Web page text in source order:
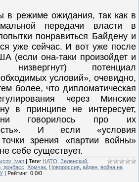
в режиме ожидания, так как в
передачи власти в
понравиться Байдену и
уже сейчас. И вот уже после
(если она-таки произойдет и
потенциал
условий», очевидно,
более, что дипломатическая
через Минские
в принципе не интересует,
говорилось про их
И если «условия
зрения «партии войны»
себе существует.
| Теги: НАТО Зеленский
донбасс Хомчак Новороссия айден война на
| Рейтинг: 0.0/0